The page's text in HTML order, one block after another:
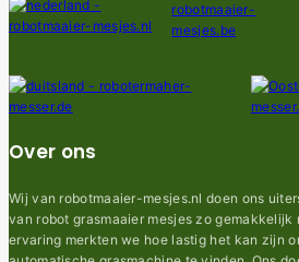
Over ons
Wij van robotmaaier-mesjes.nl doen ons
van robot grasmaaier mesjes zo gemakkelijk
ervaring merkten we hoe lastig het kan zijn